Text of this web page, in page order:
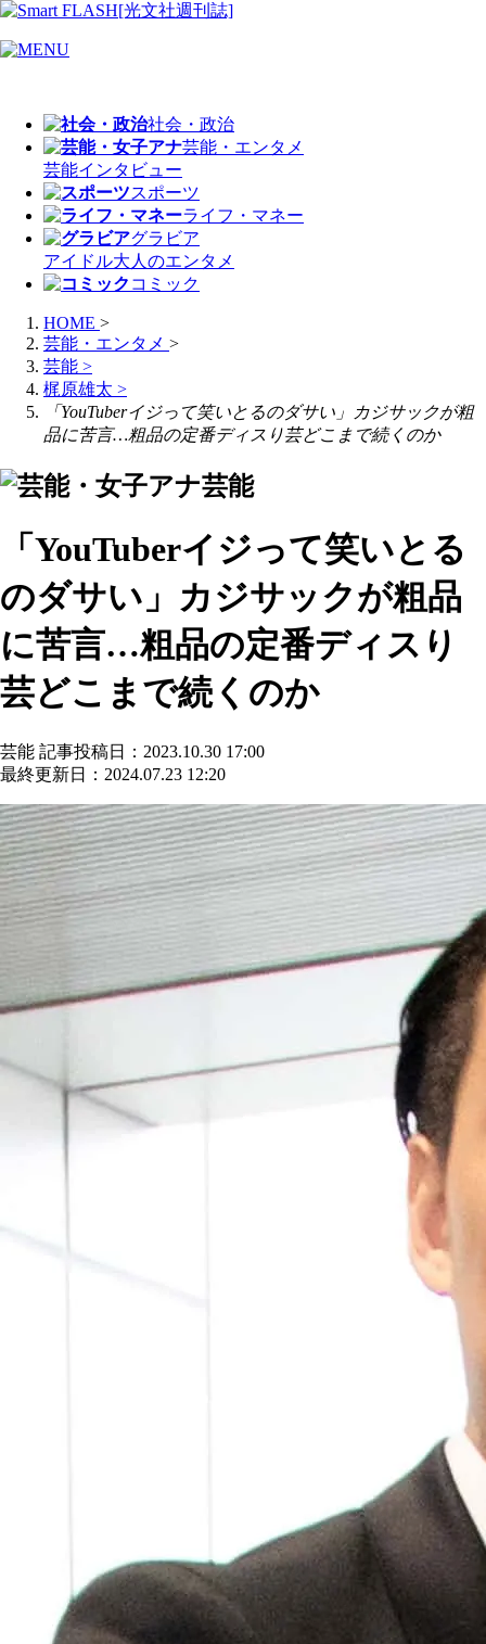
社会・政治
芸能・エンタメ
芸能インタビュー
スポーツ
ライフ・マネー
グラビア
アイドル大人のエンタメ
コミック
HOME >
芸能・エンタメ >
芸能 >
梶原雄太 >
「YouTuberイジって笑いとるのダサい」カジサックが粗
品に苦言…粗品の定番ディスり芸どこまで続くのか
芸能
「YouTuberイジって笑いとる
のダサい」カジサックが粗品
に苦言…粗品の定番ディスり
芸どこまで続くのか
芸能 記事投稿日：2023.10.30 17:00
最終更新日：2024.07.23 12:20